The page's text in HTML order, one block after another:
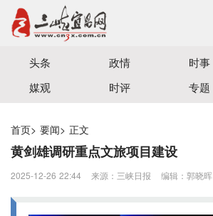
宜昌三峡融媒体中心主办
头条 政情 时事
媒观
时评 专题
首页> 要闻> 正文
黄剑雄调研重点文旅项目建设
2025-12-26 22:44 来源：三峡日报 编辑：郭晓晖